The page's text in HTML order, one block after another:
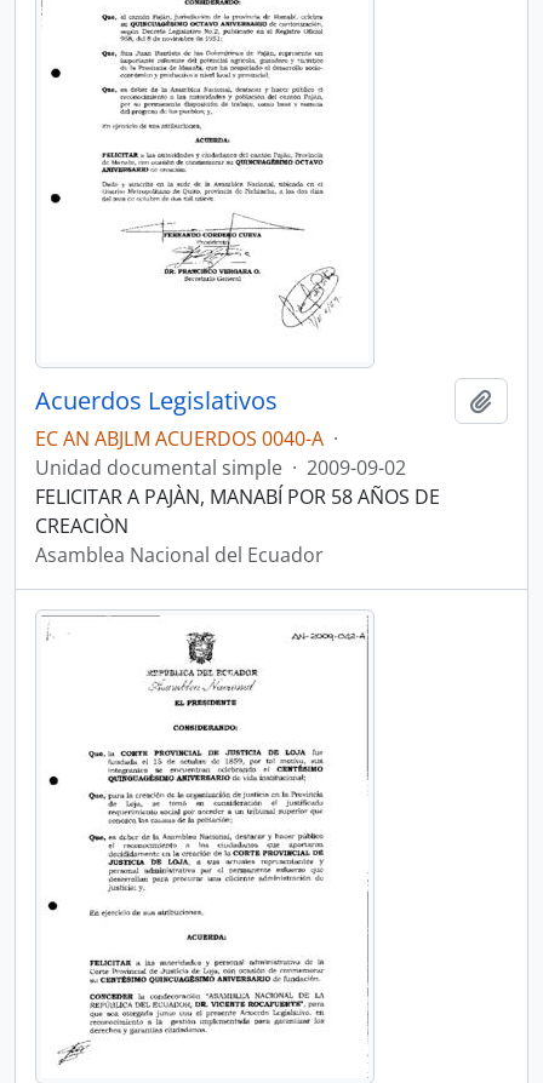
Acuerdos Legislativos
EC AN ABJLM ACUERDOS 0040-A ·
Unidad documental simple · 2009-09-02
FELICITAR A PAJÀN, MANABÍ POR 58 AÑOS DE
CREACIÒN
Asamblea Nacional del Ecuador